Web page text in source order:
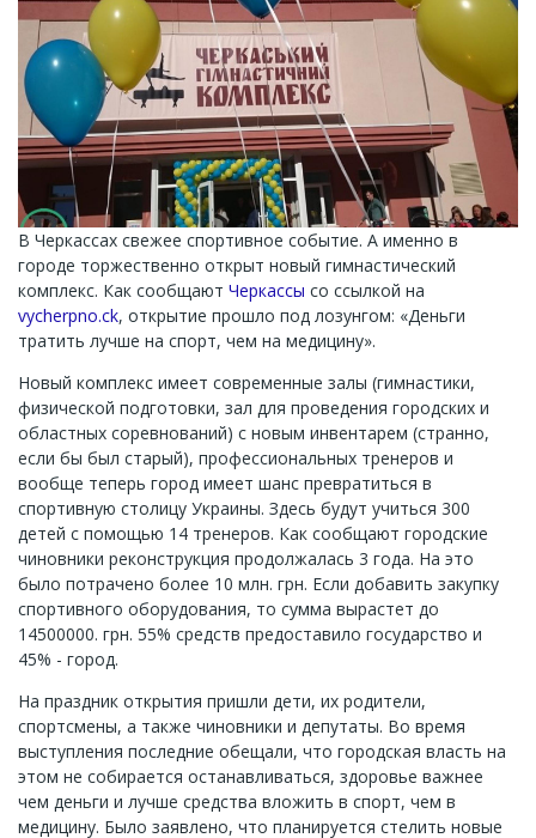
В Черкассах свежее спортивное событие. А именно в
городе торжественно открыт новый гимнастический
комплекс. Как сообщают Черкассы со ссылкой на
vycherpno.ck, открытие прошло под лозунгом: «Деньги
тратить лучше на спорт, чем на медицину».
Новый комплекс имеет современные залы (гимнастики,
физической подготовки, зал для проведения городских и
областных соревнований) с новым инвентарем (странно,
если бы был старый), профессиональных тренеров и
вообще теперь город имеет шанс превратиться в
спортивную столицу Украины. Здесь будут учиться 300
детей с помощью 14 тренеров. Как сообщают городские
чиновники реконструкция продолжалась 3 года. На это
было потрачено более 10 млн. грн. Если добавить закупку
спортивного оборудования, то сумма вырастет до
14500000. грн. 55% средств предоставило государство и
45% - город.
На праздник открытия пришли дети, их родители,
спортсмены, а также чиновники и депутаты. Во время
выступления последние обещали, что городская власть на
этом не собирается останавливаться, здоровье важнее
чем деньги и лучше средства вложить в спорт, чем в
медицину. Было заявлено, что планируется стелить новые